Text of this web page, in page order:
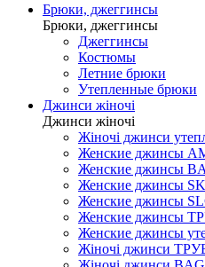
Брюки, джеггинсы
Брюки, джеггинсы
Джеггинсы
Костюмы
Летние брюки
Утепленные брюки
Джинси жіночі
Джинси жіночі
Жіночі джинси
Женские джинсы
Женские джинсы
Женские джинсы
Женские джинсы
Женские джинсы
Женские джинсы
Жіночі джинси